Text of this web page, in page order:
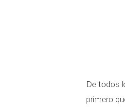
De todos
primero